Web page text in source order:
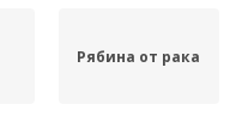
Рябина от рака